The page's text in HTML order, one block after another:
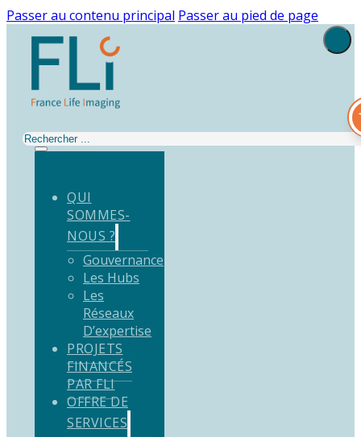
Passer au contenu principal Passer au pied de page
Rechercher
QUI
SOMMES-
NOUS ?
Gouvernance
Les Hubs
Les
Réseaux
D’expertise
PROJETS
FINANCÉS
PAR FLI
OFFRE DE
SERVICES